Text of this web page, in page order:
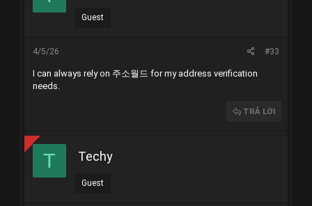
Guest
4/5/26 #33
I can always rely on 주소월드 for my address verification
needs.
TRẢ LỜI
T Techy
Guest